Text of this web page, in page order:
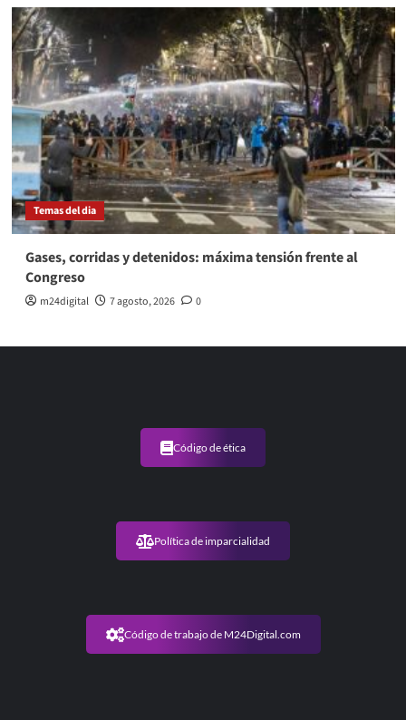
Temas del dia
Gases, corridas y detenidos: máxima tensión frente al
Congreso
m24digital 7 agosto, 2026 0
Código de ética
Política de imparcialidad
Código de trabajo de M24Digital.com